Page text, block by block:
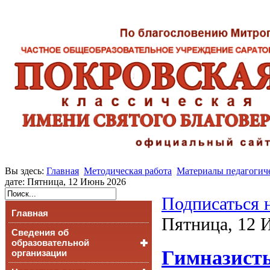
Вы здесь: Главная Методическая работа Материалы
дате: Пятница, 12 Июнь 2026
Главная
Сведения об
образовательной
организации
Подписаться
Пятница, 12